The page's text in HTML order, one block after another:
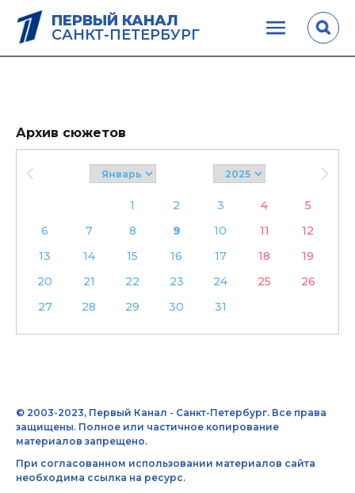
ПЕРВЫЙ КАНАЛ
САНКТ-ПЕТЕРБУРГ
Архив сюжетов
1 2 3 4
5
6
7 8 9 10 11
12
13
14 15 16 17 18
19
20
21 22 23 24 25
26
27
28 29 30 31
© 2003-2023, Первый Канал - Санкт-Петербург. Все права
защищены. Полное или частичное копирование
материалов запрещено.
При согласованном использовании материалов сайта
необходима ссылка на ресурс.